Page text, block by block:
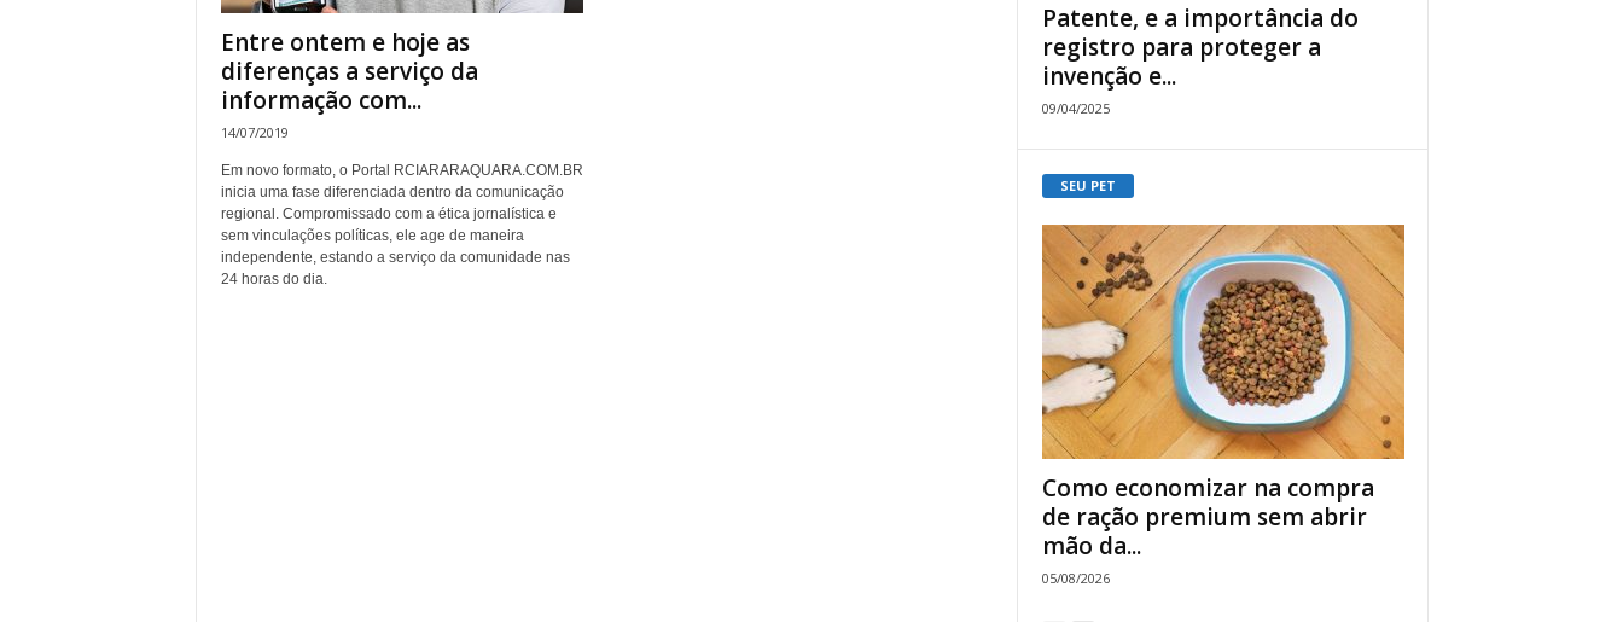
Entre ontem e hoje as
diferenças a serviço da
informação com...
14/07/2019
Em novo formato, o Portal RCIARARAQUARA.COM.BR
inicia uma fase diferenciada dentro da comunicação
regional. Compromissado com a ética jornalística e
sem vinculações políticas, ele age de maneira
independente, estando a serviço da comunidade nas
24 horas do dia.
Patente, e a importância do
registro para proteger a
invenção e...
09/04/2025
SEU PET
Como economizar na compra
de ração premium sem abrir
mão da...
05/08/2026